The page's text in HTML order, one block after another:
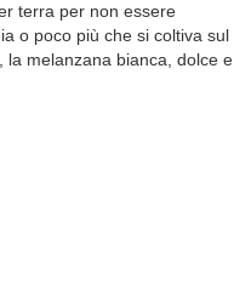
terra per non essere
o poco più che si coltiva sul
la melanzana bianca, dolce e